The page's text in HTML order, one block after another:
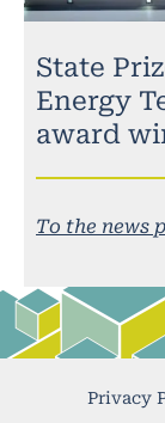
State
Energy
award
To the news
Privacy